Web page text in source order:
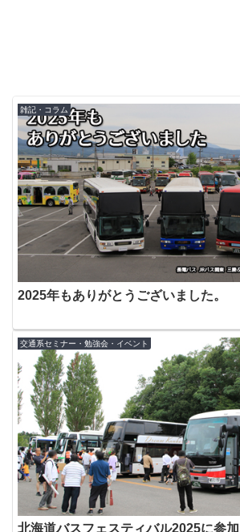
雑記・コラム
2025年もありがとうございました。
交通系セミナー・勉強会・イベント
北海道バスフェスティバル2025に参